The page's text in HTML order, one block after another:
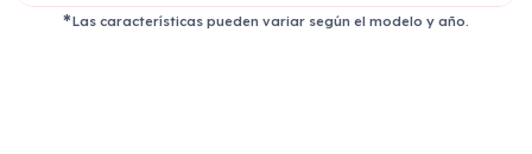
Las características pueden variar según el modelo y año.